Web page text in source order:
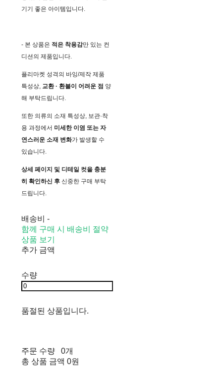
기기 좋은 아이템입니다.
- 본 상품은 적은 착용감만 있는 컨
디션의 제품입니다.
플리마켓 성격의 바잉/제작 제품
특성상, 교환 · 환불이 어려운 점 양
해 부탁드립니다.
또한 의류의 소재 특성상, 보관·착
용 과정에서 미세한 이염 또는 자
연스러운 소재 변화가 발생할 수
있습니다.
상세 페이지 및 디테일 컷을 충분
히 확인하신 후신중한 구매 부탁
드립니다.
배송비 -
함께 구매 시 배송비 절약
상품 보기
추가 금액
수량
품절된 상품입니다.
주문 수량
0개
총 상품 금액 0원